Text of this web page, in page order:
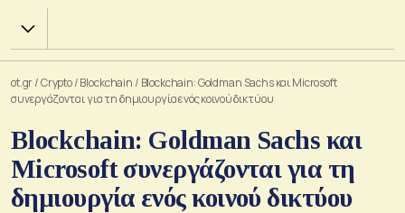
Χ.Α.
ot.gr/Crypto/Blockchain / Blockchain: Goldman Sachs και Microsoft
συνεργάζονται για τη δημιουργία ενός κοινού δικτύου
Blockchain: Goldman Sachs και
Microsoft συνεργάζονται για τη
δημιουργία ενός κοινού δικτύου